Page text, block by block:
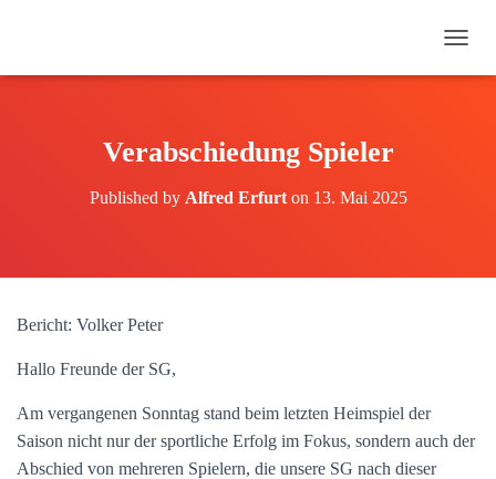
A
E
Verabschiedung Spieler
Published by Alfred Erfurton 13. Mai 2025
Bericht: Volker Peter
Hallo Freunde der SG,
Am vergangenen Sonntag stand beim letzten Heimspiel der
Saison nicht nur der sportliche Erfolg im Fokus, sondern auch der
Abschied von mehreren Spielern, die unsere SG nach dieser